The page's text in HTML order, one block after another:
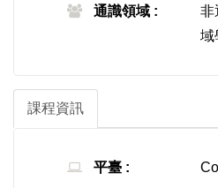
通識領域 :
非
域
課程資訊
平臺 :